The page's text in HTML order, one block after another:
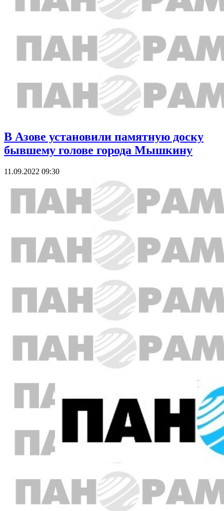
В Азове установили памятную доску
бывшему голове города Мышкину
11.09.2022 09:30